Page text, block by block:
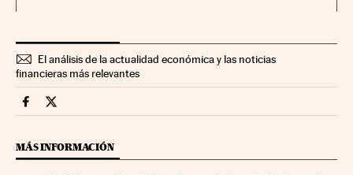
El análisis de la actualidad económica y las noticias
financieras más relevantes
Companias Cinco Días en Facebook
Companias Cinco Días en Twitter
MÁS INFORMACIÓN